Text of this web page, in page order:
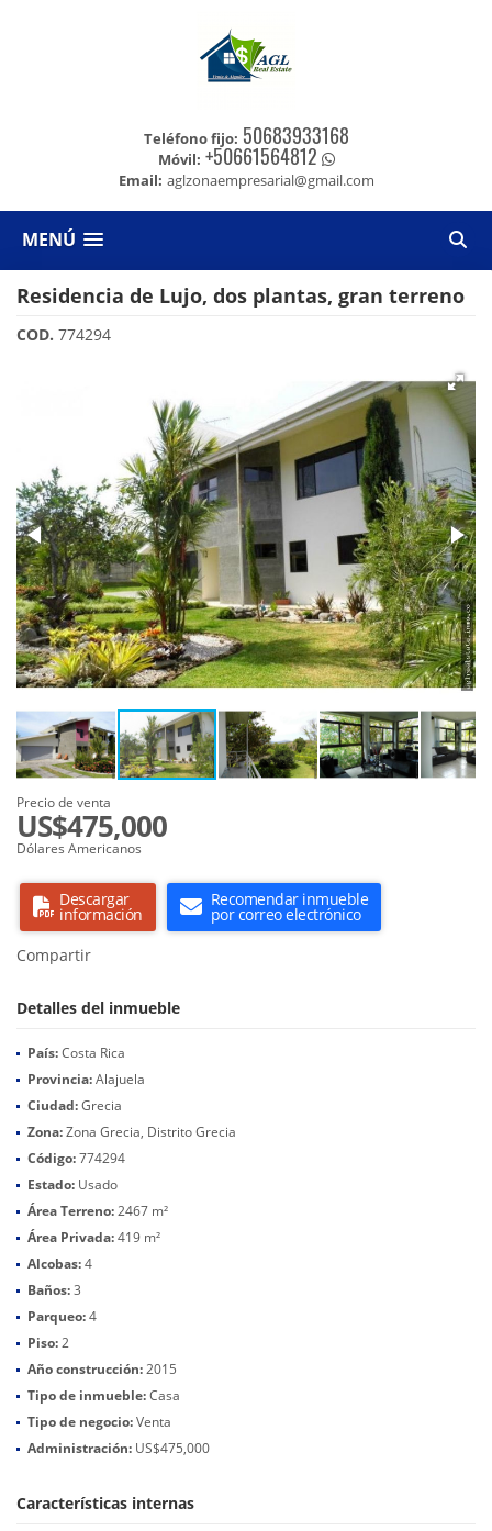
Teléfono fijo: 50683933168
Móvil: +50661564812
Email: aglzonaempresarial@gmail.com
MENÚ
Residencia de Lujo, dos plantas, gran terreno
COD. 774294
Precio de venta
US$475,000
Dólares Americanos
Descargar
información
Recomendar inmueble
por correo electrónico
Compartir
Detalles del inmueble
País:Costa Rica
Provincia:Alajuela
Ciudad:Grecia
Zona:Zona Grecia, Distrito Grecia
Código:774294
Estado: Usado
Área Terreno:2467 m²
Área Privada:419 m²
Alcobas:4
Baños:3
Parqueo:4
Piso:2
Año construcción:2015
Tipo de inmueble:Casa
Tipo de negocio:Venta
Administración: US$475,000
Características internas